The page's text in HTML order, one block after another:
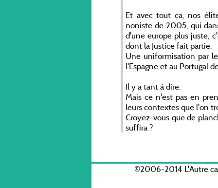
Et avec tout ça, nos
noniste de 2005, qui
d'une europe plus juste,
dont la Justice fait partie.
Une uniformisation par
l'Espagne et au Portugal
Il y a tant à dire.
Mais ce n'est pas en
leurs contextes que l'on
Croyez-vous que de
suffira ?
©2006-2014 L'Autre